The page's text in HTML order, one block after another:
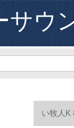
サウ
い牧人K